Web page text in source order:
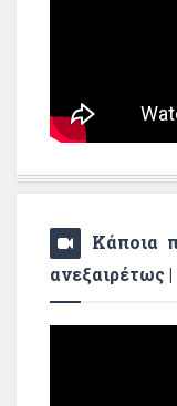
Κάποια
ανεξαιρέτως